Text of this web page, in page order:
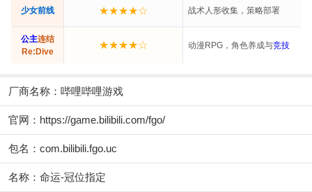
少女前线 ★★★★☆ 战术人形收集，策略部署
公主连结
Re:Dive
★★★★☆ 动漫RPG，角色养成与竞技
厂商名称： 哔哩哔哩游戏
官网： https://game.bilibili.com/fgo/
包名：com.bilibili.fgo.uc
名称：命运-冠位指定